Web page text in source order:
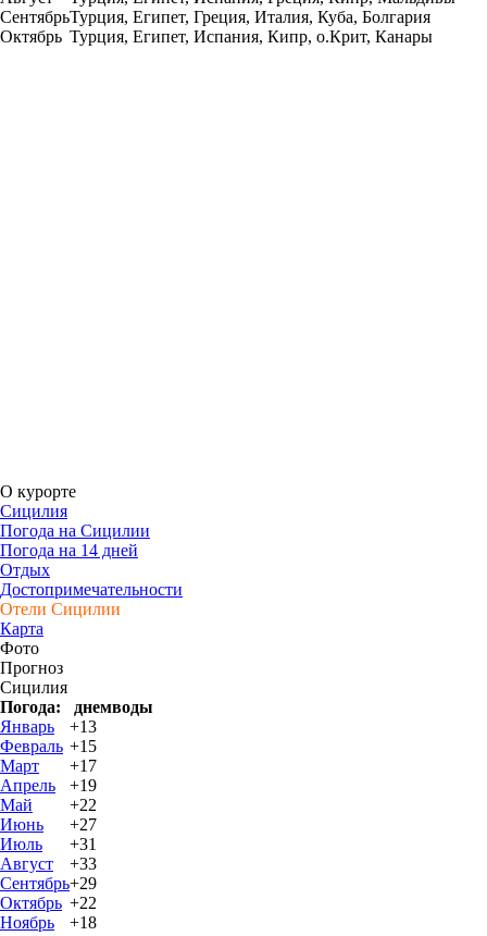
СентябрьТурция, Египет, Греция, Италия, Куба, Болгария
Октябрь Турция, Египет, Испания, Кипр, о.Крит, Канары
О курорте
Сицилия
Погода на Сицилии
Погода на 14 дней
Отдых
Достопримечательности
Отели Сицилии
Карта
Фото
Прогноз
Сицилия
Погода:
днемводы
Январь
+13
Февраль +15
Март
+17
Апрель
+19
Май
+22
Июнь
+27
Июль
+31
Август
+33
Сентябрь+29
Октябрь +22
Ноябрь
+18